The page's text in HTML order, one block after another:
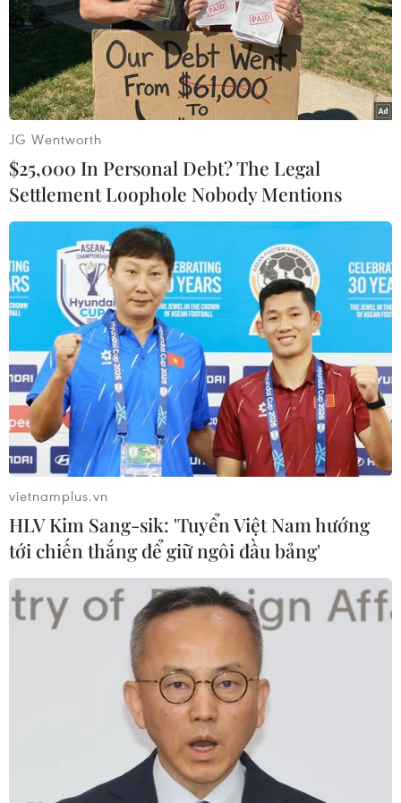
#Không khí lạnh
#Mưa tuyết #Băng giá
#Nhiệt độ
Theo dõi VietnamPlus
TIN LIÊN QUAN
Nhiệt độ giảm sâu, băng giá và sương
muối phủ trắng đỉnh Fansipan
JG Wentworth
$25,000 In Personal Debt? The Legal
Settlement Loophole Nobody Mentions
vietnamplus.vn
HLV Kim Sang-sik: 'Tuyển Việt Nam hướng
tới chiến thắng để giữ ngôi đầu bảng'